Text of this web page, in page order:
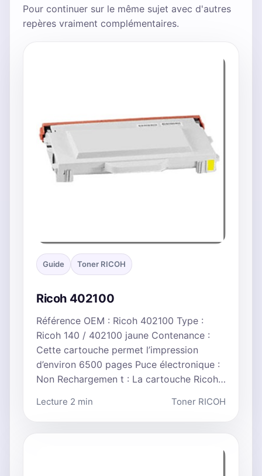
Pour continuer sur le même sujet avec d'autres
repères vraiment complémentaires.
Guide Toner RICOH
Ricoh 402100
Référence OEM : Ricoh 402100 Type :
Ricoh 140 / 402100 jaune Contenance :
Cette cartouche permet l’impression
d’environ 6500 pages Puce électronique :
Non Rechargemen t : La cartouche Ricoh…
Lecture 2 min Toner RICOH